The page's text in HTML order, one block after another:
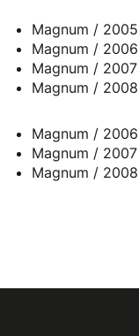
Magnum /
Magnum /
Magnum /
Magnum /
Magnum / 2006
Magnum / 2007
Magnum / 2008